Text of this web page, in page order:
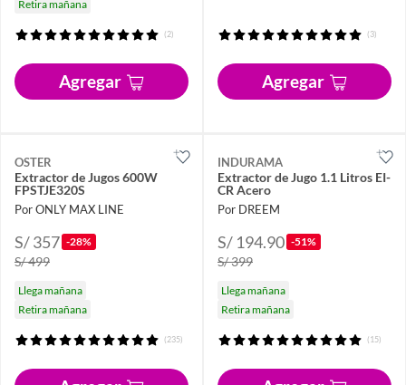
Retira mañana
(2)
Agregar
(3)
Agregar
OSTER
Extractor de Jugos 600W
FPSTJE320S
Por ONLY MAX LINE
S/ 357 -28%
S/ 499
Llega mañana
Retira mañana
(235)
INDURAMA
Extractor de Jugo 1.1 Litros EI-
CR Acero
Por DREEM
S/ 194.90 -51%
S/ 399
Llega mañana
Retira mañana
(15)